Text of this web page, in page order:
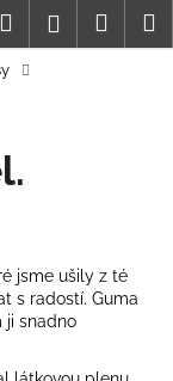
Hľadať
jsme ušily z té
s radostí. Guma
ji snadno